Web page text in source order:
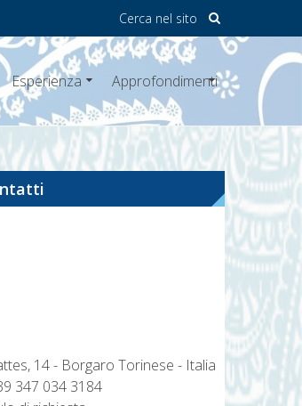
Cerca nel sito
Esperienza Approfondimenti
14 - Borgaro Torinese - Italia
347 034 3184